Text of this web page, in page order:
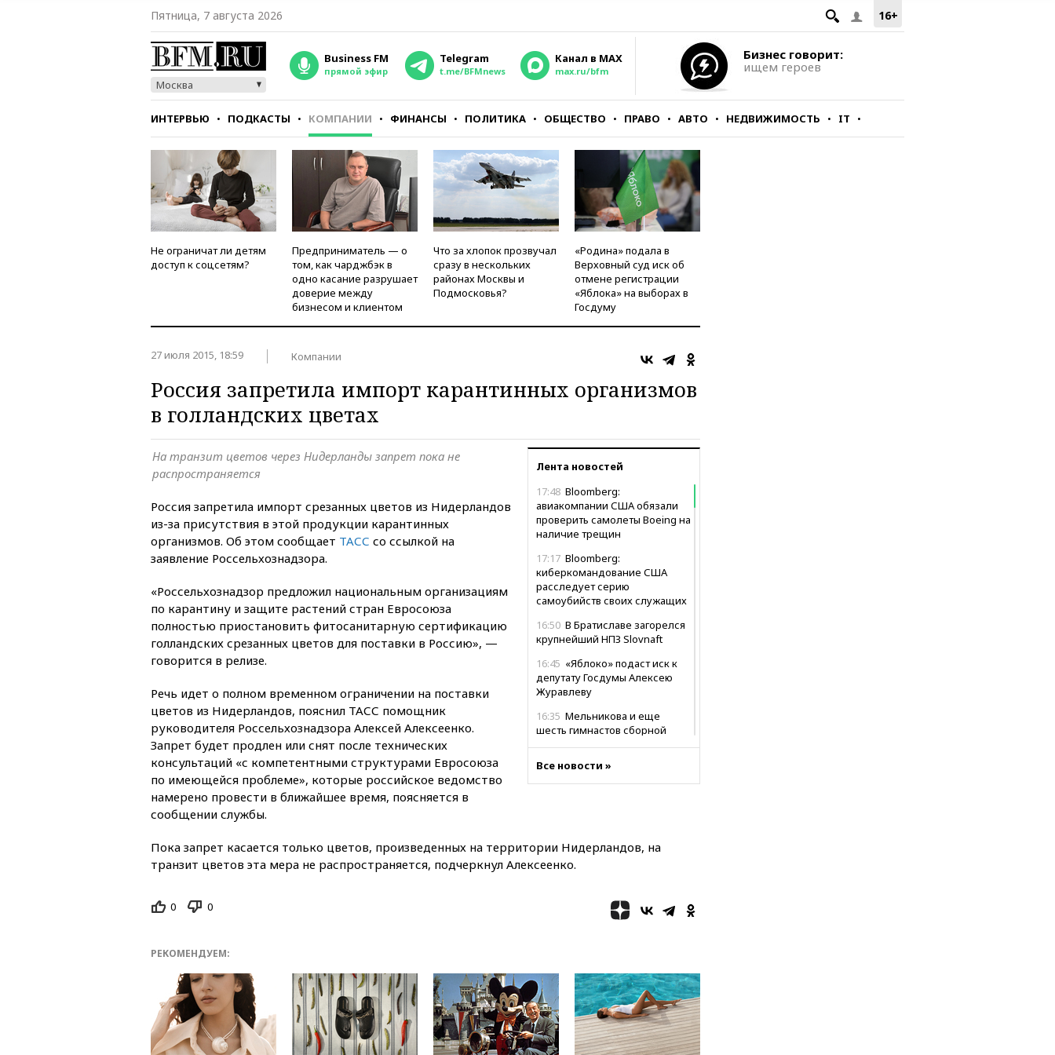
16+
Пятница, 7 августа 2026
Москва
Business FM
прямой эфир
Telegram
t.me/BFMnews
Канал в MAX
max.ru/bfm
Бизнес говорит:
ищем героев
ИНТЕРВЬЮ ПОДКАСТЫ КОМПАНИИ ФИНАНСЫ ПОЛИТИКА ОБЩЕСТВО ПРАВО АВТО НЕДВИЖИМОСТЬ IT
СТИЛЬ ТЕСТЫ
Не ограничат ли детям
доступ к соцсетям?
Предприниматель — о
том, как чарджбэк в
одно касание разрушает
доверие между
бизнесом и клиентом
Что за хлопок прозвучал
сразу в нескольких
районах Москвы и
Подмосковья?
«Родина» подала в
Верховный суд иск об
отмене регистрации
«Яблока» на выборах в
Госдуму
27 июля 2015, 18:59 Компании
Россия запретила импорт карантинных организмов
в голландских цветах
Лента новостей
17:48 Bloomberg:
авиакомпании США обязали
проверить самолеты Boeing на
наличие трещин
17:17 Bloomberg:
киберкомандование США
расследует серию
самоубийств своих служащих
16:50 В Братиславе загорелся
крупнейший НПЗ Slovnaft
16:45 «Яблоко» подаст иск к
депутату Госдумы Алексею
Журавлеву
16:35 Мельникова и еще
шесть гимнастов сборной
16:16Движение по
16:00 Создатели пирамиды
АФК «Наследие» получили от
Верховный суд 10
августа рассмотрит иск о
складе с красками в Брянске
15:15
«Аэрофлот» с 1 октября
возобновит ежедневные
рейсы в Абу-Даби
Все новости »
На транзит цветов через Нидерланды запрет пока не
распространяется
Россия запретила импорт срезанных цветов из Нидерландов
из-за присутствия в этой продукции карантинных
организмов. Об этом сообщает ТАСС со ссылкой на
заявление Россельхознадзора.
«Россельхознадзор предложил национальным организациям
по карантину и защите растений стран Евросоюза
полностью приостановить фитосанитарную сертификацию
голландских срезанных цветов для поставки в Россию», —
говорится в релизе.
Речь идет о полном временном ограничении на поставки
цветов из Нидерландов, пояснил ТАСС помощник
руководителя Россельхознадзора Алексей Алексеенко.
Запрет будет продлен или снят после технических
консультаций «с компетентными структурами Евросоюза
по имеющейся проблеме», которые российское ведомство
намерено провести в ближайшее время, поясняется в
сообщении службы.
Пока запрет касается только цветов, произведенных на территории Нидерландов, на
транзит цветов эта мера не распространяется, подчеркнул Алексеенко.
0 0
РЕКОМЕНДУЕМ: